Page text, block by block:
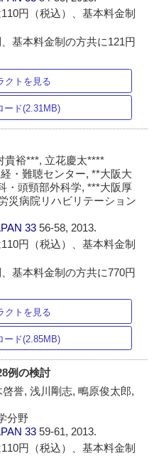
円（税込）、基本料金制
基本料金制の方共に121円
クトを見る
ード(2.31MB)
貴裕***, 立花慶太****
・難聴センター, **大阪大
・頭頸部外科学, ***大阪厚
災病院リハビリテーション
3356-58, 2013.
円（税込）、基本料金制
基本料金制の方共に770円
クトを見る
ード(2.85MB)
例の検討
誉, 浅川剛志, 鴫原俊太郎,
分野
3359-61, 2013.
円（税込）、基本料金制